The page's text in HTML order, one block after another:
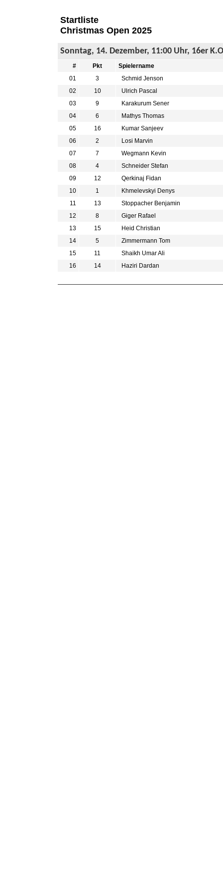
Startliste
Christmas Open 2025
Sonntag, 14. Dezember, 11:00 Uhr, 16er
# Pkt
Spielername
01
3
Schmid Jenson
02
10
Ulrich Pascal
03
9
Karakurum Sener
04
6
Mathys Thomas
05
16
Kumar Sanjeev
06
2
Losi Marvin
07
7
Wegmann Kevin
08
4
Schneider Stefan
09
12
Qerkinaj Fidan
10
1
Khmelevskyi Denys
11
13
Stoppacher Benjamin
12
8
Giger Rafael
13
15
Heid Christian
14
5
Zimmermann Tom
15
11
Shaikh Umar Ali
16
14 Haziri Dardan